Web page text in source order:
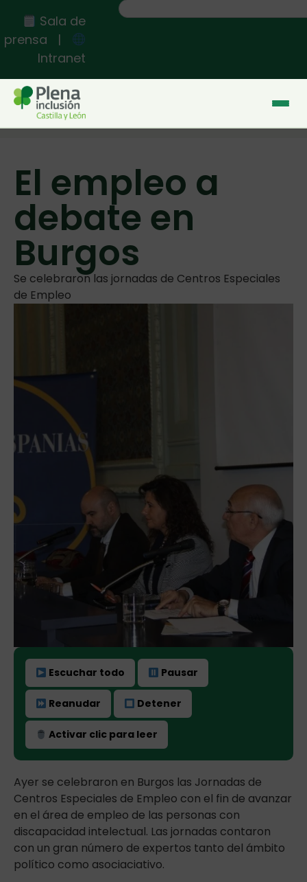
Sala de
prensa |
Intranet
Inicio >> El empleo a debate en Burgos
El empleo a
debate en
Burgos
Se celebraron las jornadas de Centros Especiales
de Empleo
Escuchar todo Pausar
Reanudar Detener
Activar clic para leer
Ayer se celebraron en Burgos las Jornadas de
Centros Especiales de Empleo con el fin de avanzar
en el área de empleo de las personas con
discapacidad intelectual. Las jornadas contaron
con un gran número de expertos tanto del ámbito
político como asociaciativo.